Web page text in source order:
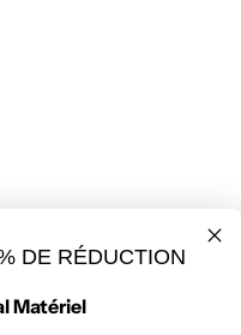
de retours
DE RÉDUCTION
Matériel